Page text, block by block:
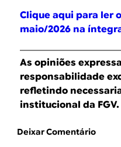
Clique aqui para ler
maio/2026 na
As opiniões
responsabilidade
refletindo
institucional da FGV.
Deixar Comentário